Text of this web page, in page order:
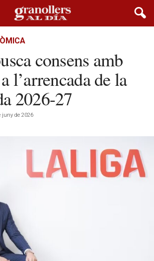
consens amb
l’arrencada de la
2026-27
juny de 2026